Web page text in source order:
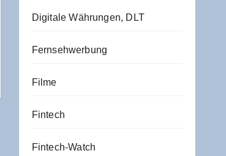
Digitale Währungen, DLT
Fernsehwerbung
Filme
Fintech
Fintech-Watch